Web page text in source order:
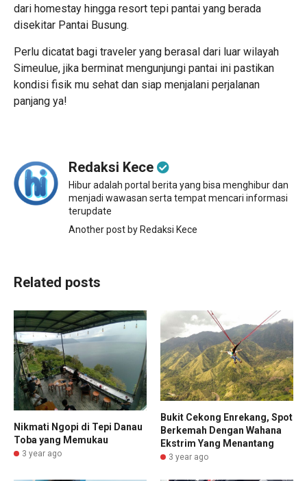
dari homestay hingga resort tepi pantai yang berada
disekitar Pantai Busung.
Perlu dicatat bagi traveler yang berasal dari luar wilayah
Simeulue, jika berminat mengunjungi pantai ini pastikan
kondisi fisik mu sehat dan siap menjalani perjalanan
panjang ya!
Redaksi Kece
Hibur adalah portal berita yang bisa menghibur dan
menjadi wawasan serta tempat mencari informasi
terupdate
Another post by Redaksi Kece
Related posts
Nikmati Ngopi di Tepi Danau
Toba yang Memukau
3 year ago
Bukit Cekong Enrekang, Spot
Berkemah Dengan Wahana
Ekstrim Yang Menantang
3 year ago